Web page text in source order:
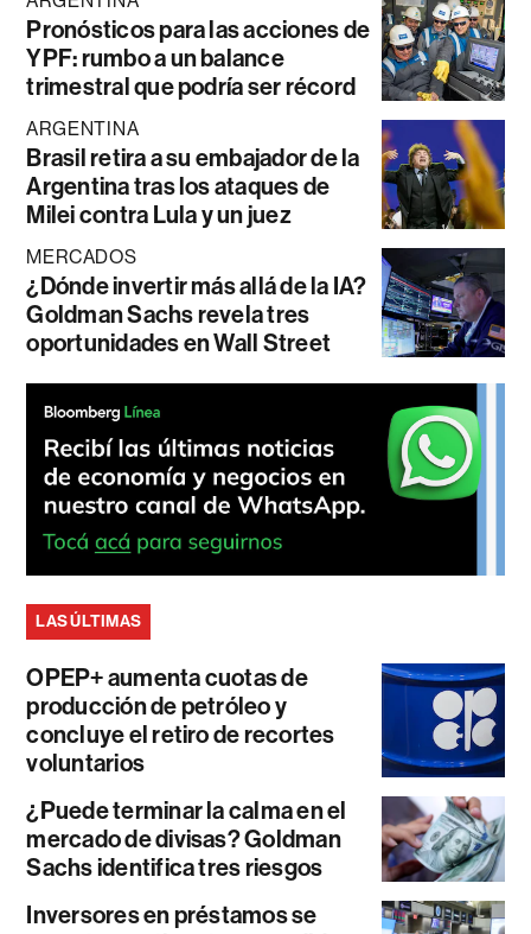
Pronósticos para las acciones de
YPF: rumbo a un balance
trimestral que podría ser récord
ARGENTINA
Brasil retira a su embajador de la
Argentina tras los ataques de
Milei contra Lula y un juez
MERCADOS
¿Dónde invertir más allá de la IA?
Goldman Sachs revela tres
oportunidades en Wall Street
LAS ÚLTIMAS
OPEP+ aumenta cuotas de
producción de petróleo y
concluye el retiro de recortes
voluntarios
¿Puede terminar la calma en el
mercado de divisas? Goldman
Sachs identifica tres riesgos
Inversores en préstamos se